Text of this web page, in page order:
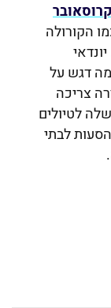
הקורולה
דגש על
צריכה
לטיולים
לבתי